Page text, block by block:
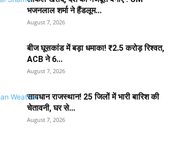
भजनलाल शर्मा ने हैंडलूम...
August 7, 2026
बीज घूसकांड में बड़ा धमाका! ₹2.5 करोड़ रिश्वत,
ACB ने 6...
August 7, 2026
सावधान राजस्थान! 25 जिलों में भारी बारिश की
चेतावनी, घर से...
August 7, 2026